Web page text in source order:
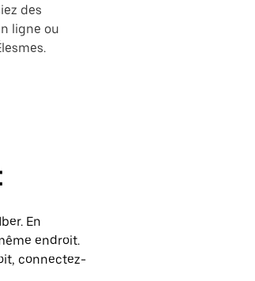
des
ligne ou
En
endroit.
connectez-